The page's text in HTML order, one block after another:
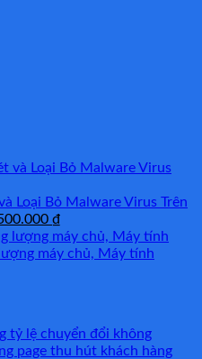
Loại Bỏ Malware Virus Trên
₫
hiện
tại
máy chủ, Máy tính
₫.
tỷ lệ chuyển đổi không
page thu hút khách hàng